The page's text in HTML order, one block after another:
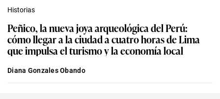
Historias
Peñico, la nueva joya arqueológica del Perú:
cómo llegar a la ciudad a cuatro horas de Lima
que impulsa el turismo y la economía local
Diana Gonzales Obando